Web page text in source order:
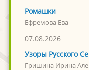
Ромашки
Ефремова Ева
07.08.2026
Узоры Русского
Гришина Ирина